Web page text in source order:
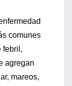
comunes
febril,
agregan
mareos,